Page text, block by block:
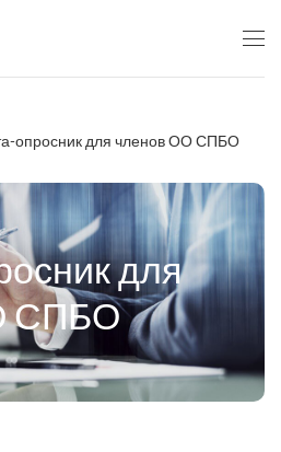
опросник для членов ОО СПБО
для
СПБО